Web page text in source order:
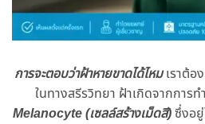
การจะตอบว่าฝ้าหายขาดได้ไหมเราต้อ
ในทางสรีรวิทยา ฝ้าเกิดจากการ
Melanocyte (เซลล์สร้างเม็ดสี)ซึ่งอ